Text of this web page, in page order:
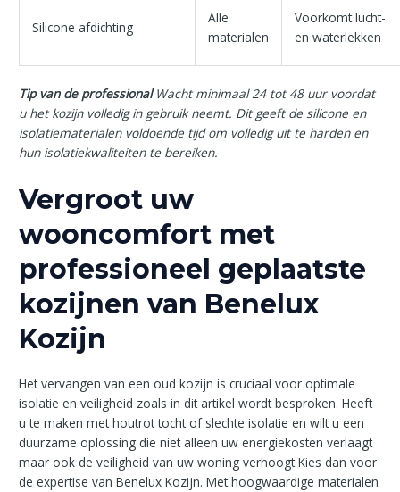
Silicone afdichting
Alle
materialen
Voorkomt lucht-
en waterlekken
Tip van de professional Wacht minimaal 24 tot 48 uur voordat
u het kozijn volledig in gebruik neemt. Dit geeft de silicone en
isolatiematerialen voldoende tijd om volledig uit te harden en
hun isolatiekwaliteiten te bereiken.
Vergroot uw
wooncomfort met
professioneel geplaatste
kozijnen van Benelux
Kozijn
Het vervangen van een oud kozijn is cruciaal voor optimale
isolatie en veiligheid zoals in dit artikel wordt besproken. Heeft
u te maken met houtrot tocht of slechte isolatie en wilt u een
duurzame oplossing die niet alleen uw energiekosten verlaagt
maar ook de veiligheid van uw woning verhoogt Kies dan voor
de expertise van Benelux Kozijn. Met hoogwaardige materialen